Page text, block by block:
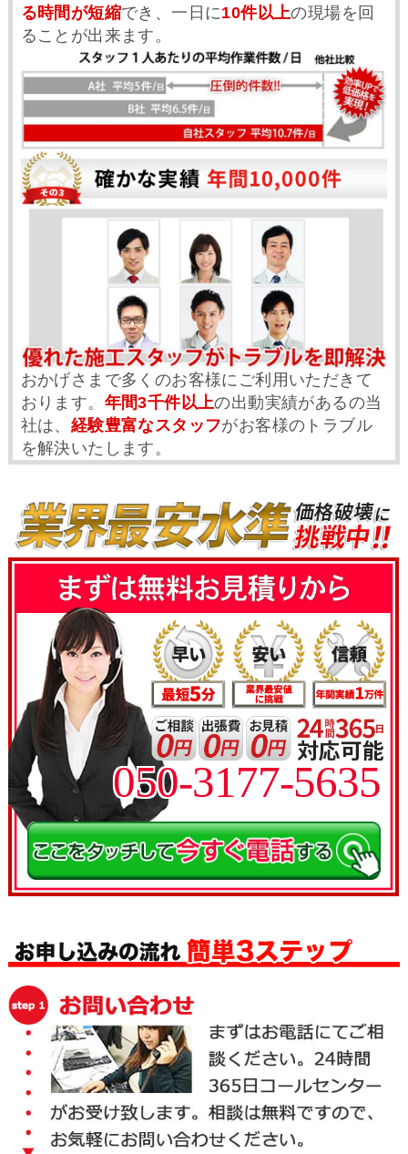
る時間が短縮でき、一日に10件以上の現場を回
ることが出来ます。
おかげさまで多くのお客様にご利用いただきて
おります。 年間3千件以上の出動実績があるの当
社は、 経験豊富なスタッフがお客様のトラブル
を解決いたします。
050-3177-5635